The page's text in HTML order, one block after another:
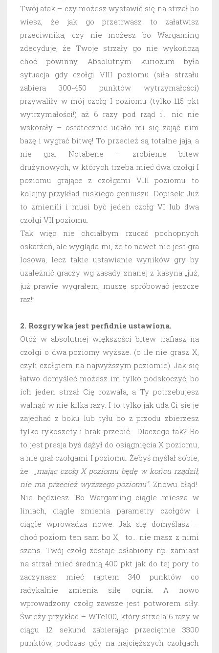
Twój atak – czy możesz wystawić się na strzał bo
wiesz, że jak go przetrwasz to załatwisz
przeciwnika, czy nie możesz bo Wargaming
zdecyduje, że Twoje strzały go nie wykończą
choć powinny. Absolutnym kuriozum była
sytuacja gdy czołgi VIII poziomu (siła strzału
zabiera 300-450 punktów wytrzymałości)
przywaliły w mój czołg I poziomu (tylko 115 pkt
wytrzymałości!) aż 6 razy pod rząd i… nic nie
wskórały – ostatecznie udało mi się zająć nim
bazę i wygrać bitwę! To przecież są totalne jaja, a
nie gra. Notabene – zrobienie bitew
drużynowych, w których trzeba mieć dwa czołgi I
poziomu grające z czołgami VIII poziomu to
kolejny przykład ruskiego geniuszu. Dopisek: Już
to zmienili i musi być jeden czołg VI lub dwa
czołgi VII poziomu.
Tak więc nie chciałbym rzucać pochopnych
oskarżeń, ale wygląda mi, że to nawet nie jest gra
losowa, lecz takie ustawianie wyników gry by
uzależnić graczy wg zasady znanej z kasyna „już,
już prawie wygrałem, muszę spróbować jeszcze
raz!”
2. Rozgrywka jest perfidnie ustawiona.
Otóż w absolutnej większości bitew trafiasz na
czołgi o dwa poziomy wyższe. (o ile nie grasz X,
czyli czołgiem na najwyższym poziomie). Jak się
łatwo domyśleć możesz im tylko podskoczyć, bo
ich jeden strzał Cię rozwala, a Ty potrzebujesz
walnąć w nie kilka razy. I to tylko jak uda Ci się je
zajechać z boku lub tyłu bo z przodu zbierzesz
tylko rykoszety i brak przebić. Dlaczego tak? Bo
to jest presja byś dążył do osiągnięcia X poziomu,
a nie grał czołgami I poziomu. Żebyś myślał sobie,
że „mając czołg X poziomu będę w końcu rządził,
nie ma przecież wyższego poziomu”. Znowu błąd!
Nie będziesz. Bo Wargaming ciągle miesza w
liniach, ciągle zmienia parametry czołgów i
ciągle wprowadza nowe. Jak się domyślasz –
choć poziom ten sam bo X, to… nie masz z nimi
szans. Twój czołg zostaje osłabiony np. zamiast
na strzał mieć średnią 400 pkt jak do tej pory to
zaczynasz mieć raptem 340 punktów co
radykalnie zmienia siłę ognia. A nowo
wprowadzony czołg zawsze jest potworem siły.
Świeży przykład – WTe100, który strzela 6 razy w
ciągu 12 sekund zabierając przeciętnie 3300
punktów, podczas gdy na najcięższych czołgach